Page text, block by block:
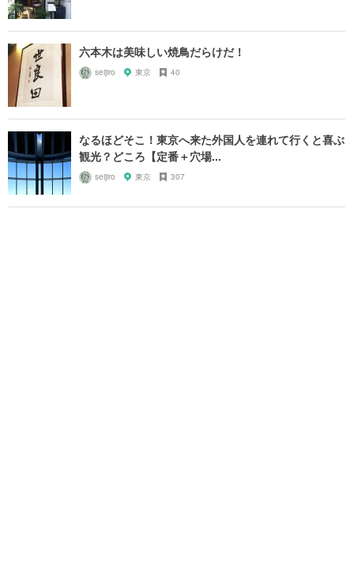
六本木は美味しい焼鳥だらけだ！
seijiro 東京 40
なるほどそこ！東京へ来た外国人を連れて行くと喜ぶ
観光？どころ【定番＋穴場...
seijiro 東京 307